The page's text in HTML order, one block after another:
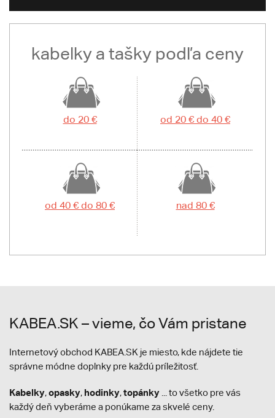
kabelky a tašky podľa ceny
do 20 € od 20 € do 40 €
od 40 € do 80 € nad 80 €
KABEA.SK – vieme, čo Vám pristane
Internetový obchod KABEA.SK je miesto, kde nájdete tie
správne módne doplnky pre každú príležitosť.
Kabelky,opasky, hodinky,topánky ... to všetko pre vás
každý deň vyberáme a ponúkame za skvelé ceny.